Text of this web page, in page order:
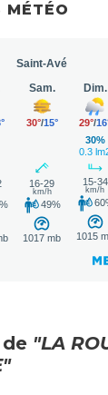
MÉTÉO
"LA